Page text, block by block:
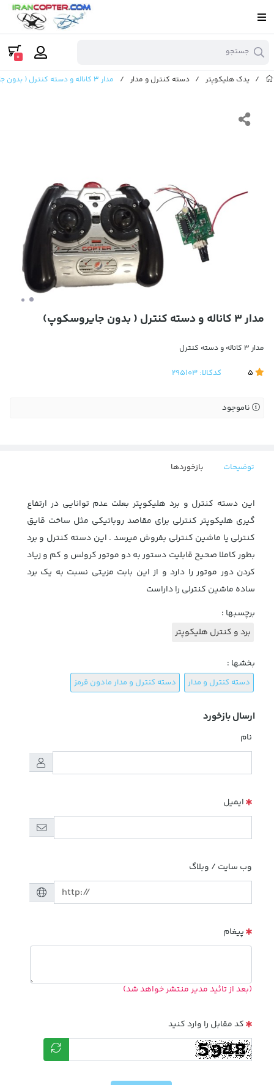
جستجو 0
/ یدک هلیکوپتر / دسته کنترل و مدار / مدار 3 کاناله و دسته کنترل ( بدون جایروسکوپ)
مدار 3 کاناله و دسته کنترل ( بدون جایروسکوپ)
مدار 3 کاناله و دسته کنترل
کدکالا: 295103
ناموجود
توضیحات بازخوردها
این دسته کنترل و برد هلیکوپتر بعلت عدم توانایی در ارتفاع
گیری هلیکوپتر کنترلی برای مقاصد روباتیکی مثل ساخت قایق
کنترلی یا ماشین کنترلی بفروش میرسد . این دسته کنترل و برد
بطور کاملا صحیح قابلیت دستور به دو موتور کرولس و کم و زیاد
کردن دور موتور را دارد و از این بابت مزیتی نسبت به یک برد
ساده ماشین کنترلی را داراست
برچسبها :
برد و کنترل هلیکوپتر
بخشها :
دسته کنترل و مدار دسته کنترل و مدار مادون قرمز
ارسال بازخورد
نام
ایمیل
وب سایت / وبلاگ
پیغام
(بعد از تائید مدیر منتشر خواهد شد)
کد مقابل را وارد کنید